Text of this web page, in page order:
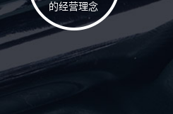
的经营理念